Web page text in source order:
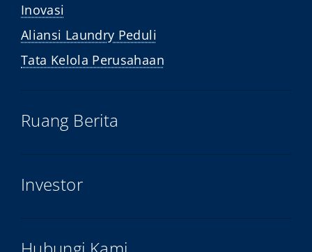
Inovasi
Aliansi Laundry Peduli
Tata Kelola Perusahaan
Ruang Berita
Investor